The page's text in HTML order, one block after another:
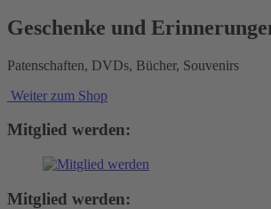
Geschenke und
Patenschaften, DVDs, Bücher, Souvenirs
Weiter zum Shop
Mitglied werden:
Mitglied werden: